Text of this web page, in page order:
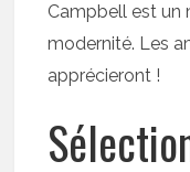
Campbell est un
modernité. Les
apprécieront !